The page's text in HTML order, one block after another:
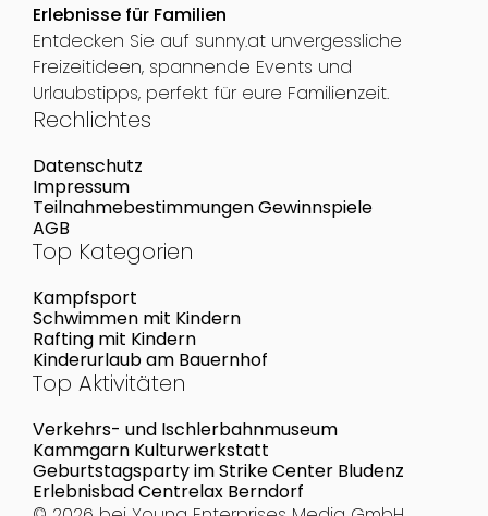
Erlebnisse für Familien
Entdecken Sie auf sunny.at unvergessliche
Freizeitideen, spannende Events und
Urlaubstipps, perfekt für eure Familienzeit.
Rechlichtes
Datenschutz
Impressum
Teilnahmebestimmungen Gewinnspiele
AGB
Top Kategorien
Kampfsport
Schwimmen mit Kindern
Rafting mit Kindern
Kinderurlaub am Bauernhof
Top Aktivitäten
Verkehrs- und Ischlerbahnmuseum
Kammgarn Kulturwerkstatt
Geburtstagsparty im Strike Center Bludenz
Erlebnisbad Centrelax Berndorf